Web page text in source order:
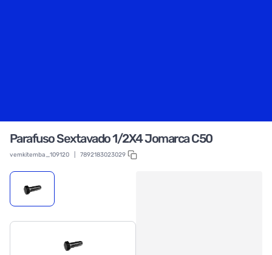
Parafuso Sextavado 1/2X4 Jomarca C50
vemkitemba_109120 7892183023029